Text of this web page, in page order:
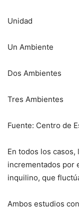
Unidad
Un
Dos
Tres
Fuente: Centro de
En todos los
incrementados por
inquilino, que
Ambos estudios